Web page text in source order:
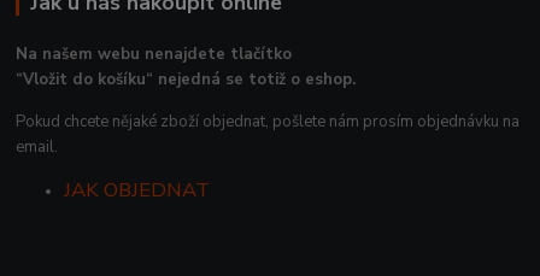
Na našem webu nenajdete tlačítko
“Vložit do košíku“ nejedná se totiž o eshop.
Pokud chcete nějaké zboží objednat, pošlete nám prosím objednávku na
email.
JAK OBJEDNAT